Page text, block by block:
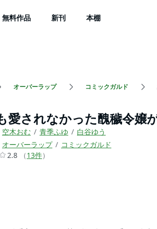
無料作品 新刊 本棚
オーバーラップ コミックガルド
愛されなかった醜穢令嬢
空木おむ 青季ふゆ
白谷ゆう
オーバーラップ
コミックガルド
2.8
（13件）